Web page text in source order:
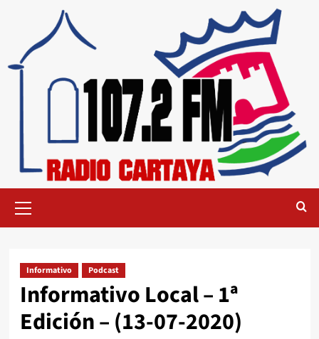
Informativo Podcast
Informativo Local – 1ª
Edición – (13-07-2020)